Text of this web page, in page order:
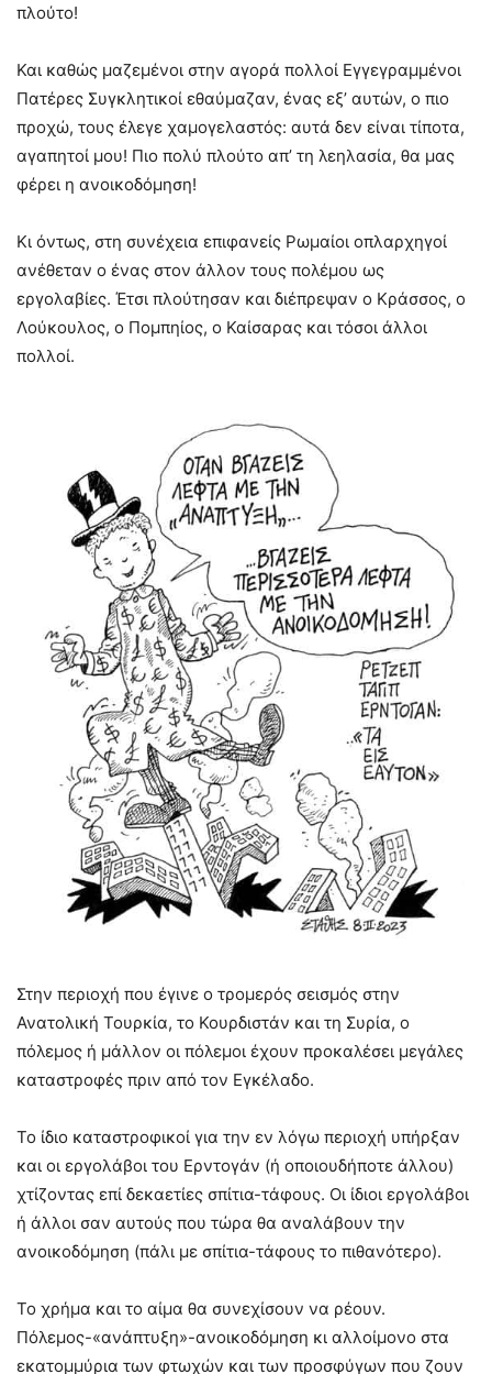
πλούτο!
Και καθώς μαζεμένοι στην αγορά πολλοί Εγγεγραμμένοι
Πατέρες Συγκλητικοί εθαύμαζαν, ένας εξ’ αυτών, ο πιο
προχώ, τους έλεγε χαμογελαστός: αυτά δεν είναι τίποτα,
αγαπητοί μου! Πιο πολύ πλούτο απ’ τη λεηλασία, θα μας
φέρει η ανοικοδόμηση!
Κι όντως, στη συνέχεια επιφανείς Ρωμαίοι οπλαρχηγοί
ανέθεταν ο ένας στον άλλον τους πολέμου ως
εργολαβίες. Έτσι πλούτησαν και διέπρεψαν ο Κράσσος, ο
Λούκουλος, ο Πομπηίος, ο Καίσαρας και τόσοι άλλοι
πολλοί.
Στην περιοχή που έγινε ο τρομερός σεισμός στην
Ανατολική Τουρκία, το Κουρδιστάν και τη Συρία, ο
πόλεμος ή μάλλον οι πόλεμοι έχουν προκαλέσει μεγάλες
καταστροφές πριν από τον Εγκέλαδο.
Το ίδιο καταστροφικοί για την εν λόγω περιοχή υπήρξαν
και οι εργολάβοι του Ερντογάν (ή οποιουδήποτε άλλου)
χτίζοντας επί δεκαετίες σπίτια-τάφους. Οι ίδιοι εργολάβοι
ή άλλοι σαν αυτούς που τώρα θα αναλάβουν την
ανοικοδόμηση (πάλι με σπίτια-τάφους το πιθανότερο).
Το χρήμα και το αίμα θα συνεχίσουν να ρέουν.
Πόλεμος-«ανάπτυξη»-ανοικοδόμηση κι αλλοίμονο στα
εκατομμύρια των φτωχών και των προσφύγων που ζουν